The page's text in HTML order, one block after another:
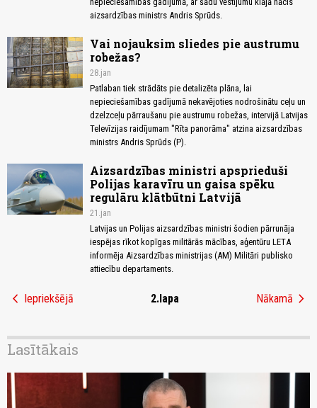
aizsardzības ministrs Andris Sprūds.
Vai nojauksim sliedes pie austrumu
robežas?
28.jan
Patlaban tiek strādāts pie detalizēta plāna, lai
nepieciešamības gadījumā nekavējoties nodrošinātu ceļu un
dzelzceļu pārraušanu pie austrumu robežas, intervijā Latvijas
Televīzijas raidījumam "Rīta panorāma" atzina aizsardzības
ministrs Andris Sprūds (P).
Aizsardzības ministri apsprieduši
Polijas karavīru un gaisa spēku
regulāru klātbūtni Latvijā
21.jan
Latvijas un Polijas aizsardzības ministri šodien pārrunāja
iespējas rīkot kopīgas militārās mācības, aģentūru LETA
informēja Aizsardzības ministrijas (AM) Militāri publisko
attiecību departaments.
chevron_left Iepriekšējā 2.lapa Nākamā chevron_right
Lasītākais